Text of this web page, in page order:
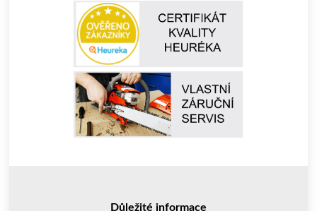
Důležité informace